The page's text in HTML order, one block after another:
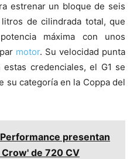
estrenar un bloque de seis
de cilindrada total, que
máxima con unos
motor. Su velocidad punta
credenciales, el G1 se
su categoría en la Coppa del
presentan
de 720 CV